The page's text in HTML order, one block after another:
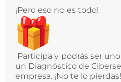
¡Pero eso no es todo!
Participa y podrás ser
un Diagnóstico de
empresa. ¡No te lo pierdas!